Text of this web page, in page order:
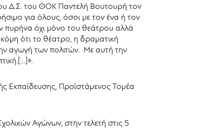
Δ.Σ. του ΘΟΚ Παντελή Βουτουρή τον
για όλους, όσοι με τον ένα ή τον
πυρήνα όχι μόνο του θεάτρου αλλά
ότι το θέατρο, η δραματική
αγωγή των πολιτών. Με αυτή την
Εκπαίδευσης, Προϊστάμενος Τομέα
Αγώνων, στην τελετή στις 5